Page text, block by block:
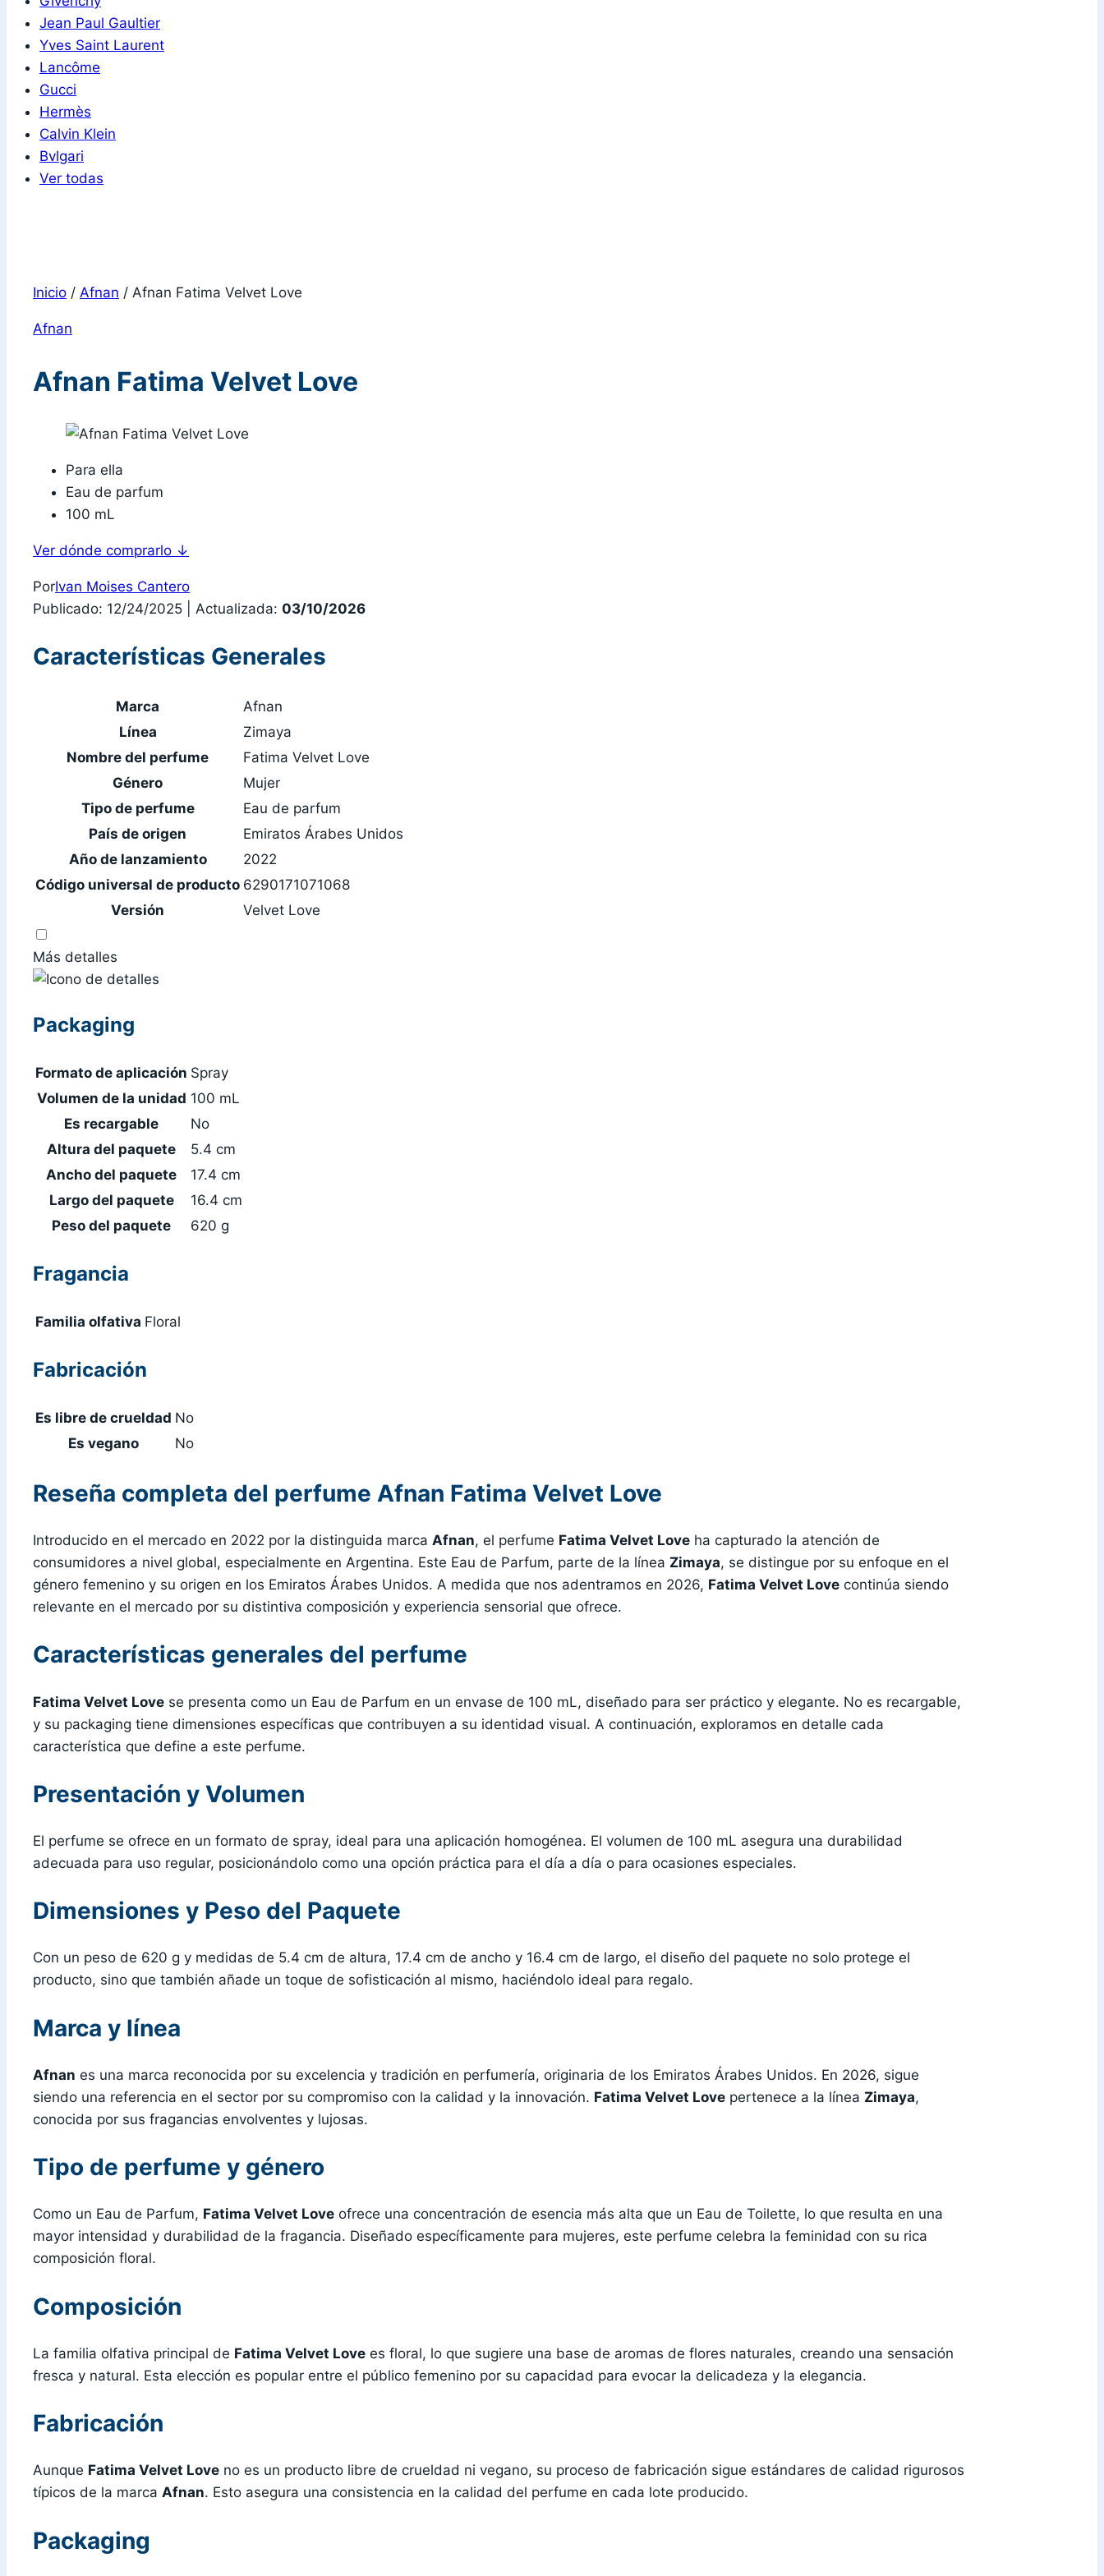
Jean Paul Gaultier
Yves Saint Laurent
Lancôme
Gucci
Hermès
Calvin Klein
Bvlgari
Ver todas
Inicio / Afnan / Afnan Fatima Velvet Love
Afnan
Afnan Fatima Velvet Love
Para ella
Eau de parfum
100 mL
Ver dónde comprarlo ↓
PorIvan Moises Cantero
Publicado: 12/24/2025
Actualizada: 03/10/2026
Características Generales
Marca
Afnan
Línea
Zimaya
Nombre del perfume
Fatima Velvet Love
Género
Mujer
Tipo de perfume
Eau de parfum
País de origen
Emiratos Árabes Unidos
Año de lanzamiento
2022
Código universal de producto 6290171071068
Versión
Velvet Love
Más detalles
Packaging
Formato de aplicación Spray
Volumen de la unidad 100 mL
Es recargable
No
Altura del paquete
5.4 cm
Ancho del paquete
17.4 cm
Largo del paquete
16.4 cm
Peso del paquete
620 g
Fragancia
Familia olfativa Floral
Fabricación
Es libre de crueldad No
Es vegano
No
Reseña completa del perfume Afnan Fatima Velvet Love
Introducido en el mercado en 2022 por la distinguida marca Afnan, el perfume Fatima Velvet Love ha capturado la atención de
consumidores a nivel global, especialmente en Argentina. Este Eau de Parfum, parte de la línea Zimaya, se distingue por su enfoque en el
género femenino y su origen en los Emiratos Árabes Unidos. A medida que nos adentramos en 2026, Fatima Velvet Love continúa siendo
relevante en el mercado por su distintiva composición y experiencia sensorial que ofrece.
Características generales del perfume
Fatima Velvet Love se presenta como un Eau de Parfum en un envase de 100 mL, diseñado para ser práctico y elegante. No es recargable,
y su packaging tiene dimensiones específicas que contribuyen a su identidad visual. A continuación, exploramos en detalle cada
característica que define a este perfume.
Presentación y Volumen
El perfume se ofrece en un formato de spray, ideal para una aplicación homogénea. El volumen de 100 mL asegura una durabilidad
adecuada para uso regular, posicionándolo como una opción práctica para el día a día o para ocasiones especiales.
Dimensiones y Peso del Paquete
Con un peso de 620 g y medidas de 5.4 cm de altura, 17.4 cm de ancho y 16.4 cm de largo, el diseño del paquete no solo protege el
producto, sino que también añade un toque de sofisticación al mismo, haciéndolo ideal para regalo.
Marca y línea
Afnan es una marca reconocida por su excelencia y tradición en perfumería, originaria de los Emiratos Árabes Unidos. En 2026, sigue
siendo una referencia en el sector por su compromiso con la calidad y la innovación. Fatima Velvet Love pertenece a la línea Zimaya,
conocida por sus fragancias envolventes y lujosas.
Tipo de perfume y género
Como un Eau de Parfum, Fatima Velvet Love ofrece una concentración de esencia más alta que un Eau de Toilette, lo que resulta en una
mayor intensidad y durabilidad de la fragancia. Diseñado específicamente para mujeres, este perfume celebra la feminidad con su rica
composición floral.
Composición
La familia olfativa principal de Fatima Velvet Love es floral, lo que sugiere una base de aromas de flores naturales, creando una sensación
fresca y natural. Esta elección es popular entre el público femenino por su capacidad para evocar la delicadeza y la elegancia.
Fabricación
Aunque Fatima Velvet Love no es un producto libre de crueldad ni vegano, su proceso de fabricación sigue estándares de calidad rigurosos
típicos de la marca Afnan. Esto asegura una consistencia en la calidad del perfume en cada lote producido.
Packaging